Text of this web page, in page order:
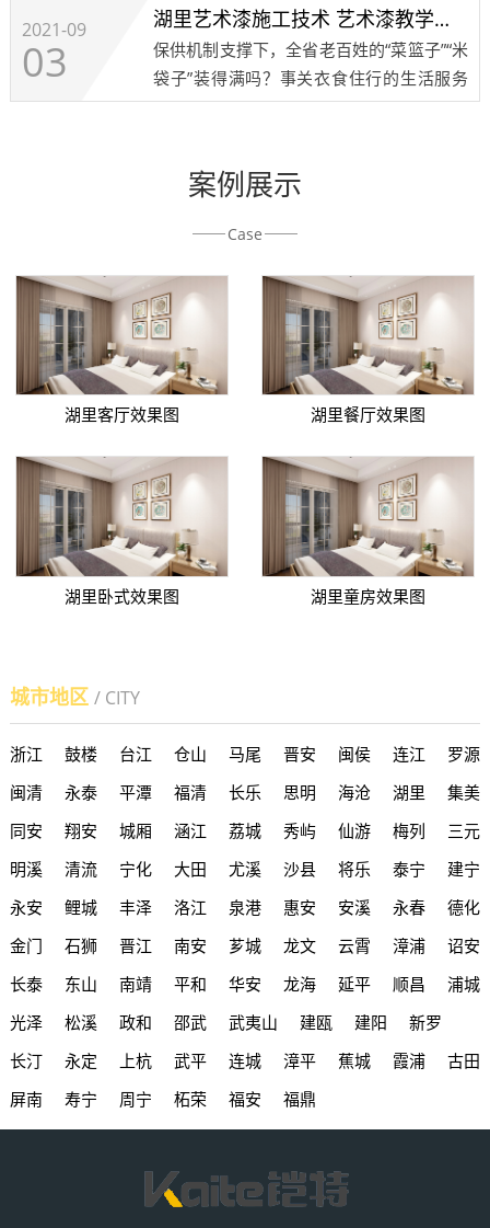
都红旗连锁、京东西南分公司等政府部门、
行业协......
2021-09
03
湖里艺术漆施工技术 艺术漆教学培训 艺术涂料注意事项7
保供机制支撑下，全省老百姓的“菜篮子”“米
袋子”装得满吗？事关衣食住行的生活服务
何时才能恢复正常？发布会上，省商务厅、
行业协......
案例展示
Case
湖里客厅效果图 湖里餐厅效果图
湖里卧式效果图 湖里童房效果图
城市地区 / CITY
浙江 鼓楼 台江 仓山 马尾 晋安 闽侯 连江
罗源
闽清
永泰 平潭 福清 长乐 思明 海沧 湖里
集美
同安
翔安 城厢 涵江 荔城 秀屿 仙游 梅列
三元
明溪
清流 宁化 大田 尤溪 沙县 将乐 泰宁
建宁
永安
鲤城 丰泽 洛江 泉港 惠安 安溪 永春
德化
金门
石狮 晋江 南安 芗城 龙文 云霄 漳浦
诏安
长泰
东山 南靖 平和 华安 龙海 延平 顺昌
浦城
光泽
松溪 政和 邵武 武夷山 建瓯 建阳
新罗
长汀
永定 上杭 武平 连城 漳平 蕉城 霞浦
古田
屏南
寿宁 周宁 柘荣 福安 福鼎